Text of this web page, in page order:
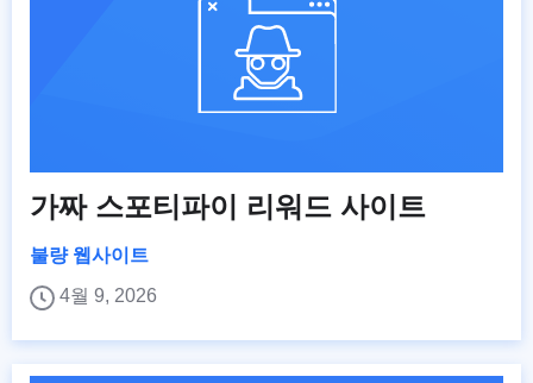
가짜 스포티파이 리워드 사이트
불량 웹사이트
4월 9, 2026